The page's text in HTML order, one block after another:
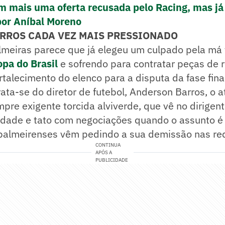
mais uma oferta recusada pelo Racing, mas
Aníbal Moreno
CADA VEZ MAIS PRESSIONADO
parece que já elegeu um culpado pela
do Brasil e sofrendo para contratar peças de
do elenco para a disputa da fase
se do diretor de futebol, Anderson Barros, o
exigente torcida alviverde, que vê no
e tato com negociações quando o assunto
vêm pedindo a sua demissão nas
CONTINUA
APÓS A
PUBLICIDADE